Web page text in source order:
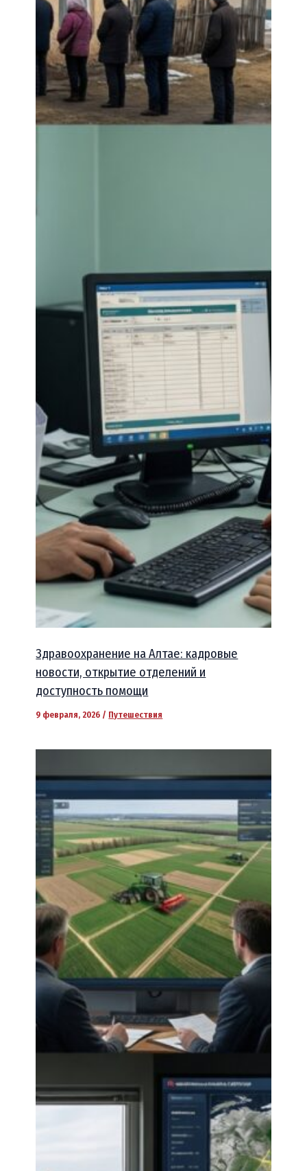
Здравоохранение на Алтае: кадровые
новости, открытие отделений и
доступность помощи
9 февраля, 2026 / Путешествия